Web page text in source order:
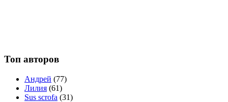
Топ авторов
Андрей (77)
Лилия (61)
Sus scrofa (31)